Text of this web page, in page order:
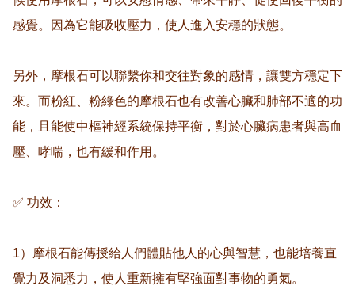
感覺。因為它能吸收壓力，使人進入安穩的狀態。
另外，摩根石可以聯繫你和交往對象的感情，讓雙方穩定下
來。而粉紅、粉綠色的摩根石也有改善心臟和肺部不適的功
能，且能使中樞神經系統保持平衡，對於心臟病患者與高血
壓、哮喘，也有緩和作用。
✅ 功效：
1）摩根石能傳授給人們體貼他人的心與智慧，也能培養直
覺力及洞悉力，使人重新擁有堅強面對事物的勇氣。